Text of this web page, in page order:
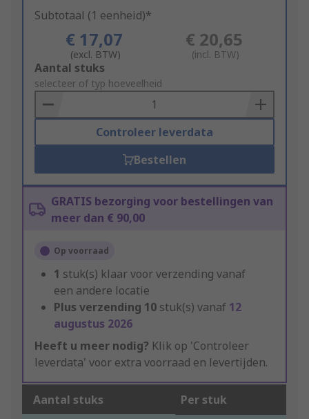
Subtotaal (1 eenheid)*
€ 17,07
(excl. BTW)
€ 20,65
(incl. BTW)
Add
to
Basket
Aantal stuks
selecteer of typ hoeveelheid
Controleer leverdata
Bestellen
GRATIS bezorging voor bestellingen van
meer dan € 90,00
Op voorraad
1 stuk(s) klaar voor verzending vanaf
een andere locatie
Plus verzending 10 stuk(s) vanaf 12
augustus 2026
Heeft u meer nodig? Klik op 'Controleer
leverdata' voor extra voorraad en levertijden.
Aantal stuks Per stuk